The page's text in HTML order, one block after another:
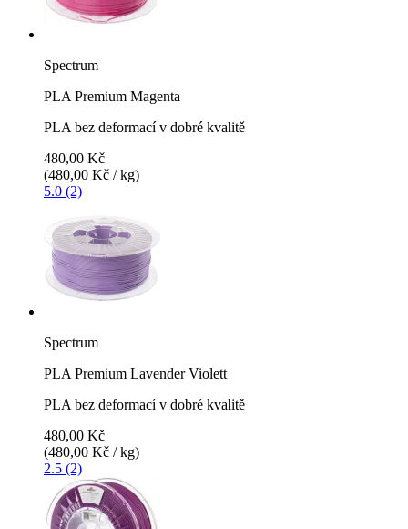
Spectrum
PLA Premium Magenta
PLA bez deformací v dobré kvalitě
480,00 Kč
(480,00 Kč / kg)
5.0 (2)
Spectrum
PLA Premium Lavender Violett
PLA bez deformací v dobré kvalitě
480,00 Kč
(480,00 Kč / kg)
2.5 (2)